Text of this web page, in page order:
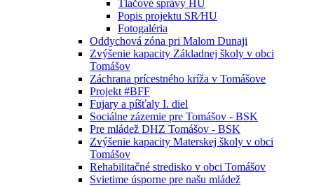
Tlačové správy HU
Popis projektu SR⁄HU
Fotogaléria
Oddychová zóna pri Malom Dunaji
Zvýšenie kapacity Základnej školy v obci
Tomášov
Záchrana prícestného kríža v Tomášove
Projekt #BFF
Fujary a píšťaly I. diel
Sociálne zázemie pre Tomášov - BSK
Pre mládež DHZ Tomášov - BSK
Zvýšenie kapacity Materskej školy v obci
Tomášov
Rehabilitačné stredisko v obci Tomášov
Svietime úsporne pre našu mládež